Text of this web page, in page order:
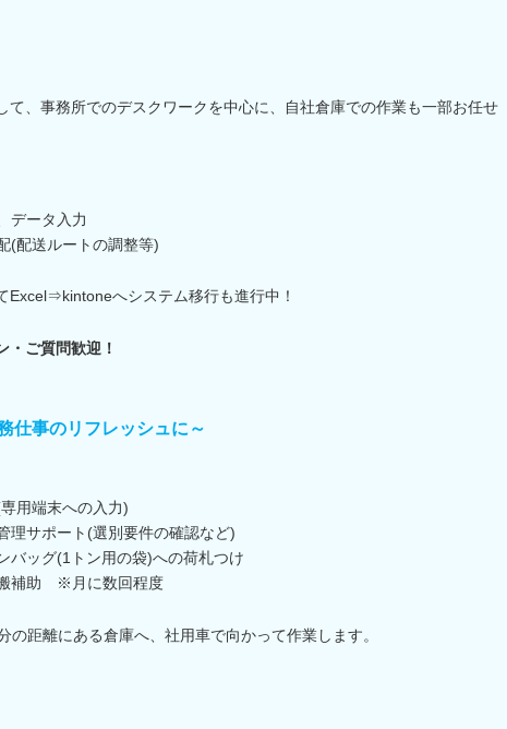
て、事務所でのデスクワークを中心に、自社倉庫での作業も一部お任せ
データ入力
(配送ルートの調整等)
Excel⇒kintoneへシステム移行も進行中！
・ご質問歓迎！
仕事のリフレッシュに～
用端末への入力)
理サポート(選別要件の確認など)
バッグ(1トン用の袋)への荷札つけ
補助 ※月に数回程度
距離にある倉庫へ、社用車で向かって作業します。